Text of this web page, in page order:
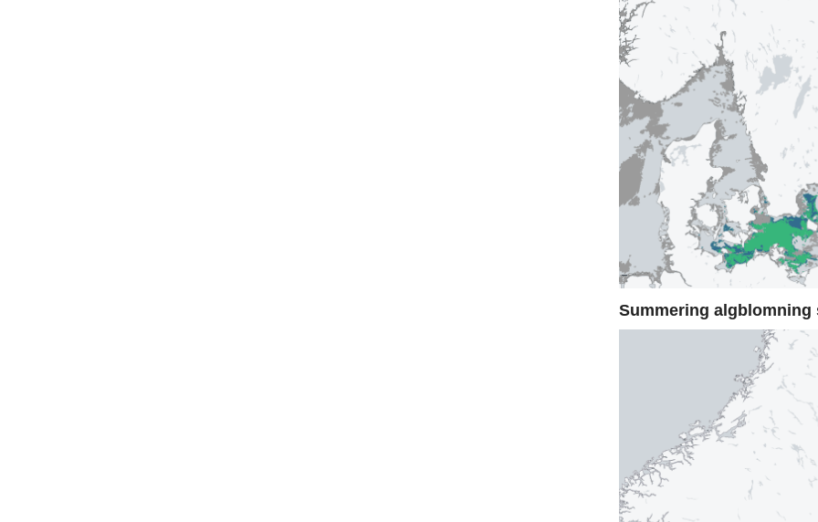
Summering algblomning